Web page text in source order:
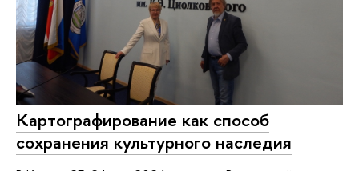
Картографирование как способ
сохранения культурного наследия